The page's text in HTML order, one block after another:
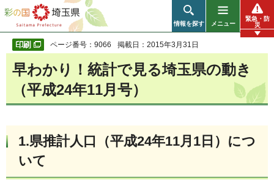
彩の国 埼玉県
情報を探す メニュー
緊急・防
災
ページ番号：9066 掲載日：2015年3月31日
早わかり！統計で見る埼玉県の動き
（平成24年11月号）
1.県推計人口（平成24年11月1日）につ
いて